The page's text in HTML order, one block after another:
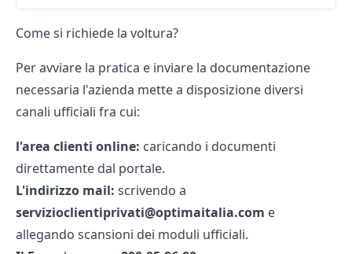
Come si richiede la voltura?
Per avviare la pratica e inviare la documentazione
necessaria l'azienda mette a disposizione diversi
canali ufficiali fra cui:
l'area clienti online: caricando i documenti
direttamente dal portale.
L'indirizzo mail: scrivendo a
servizioclientiprivati@optimaitalia.com e
allegando scansioni dei moduli ufficiali.